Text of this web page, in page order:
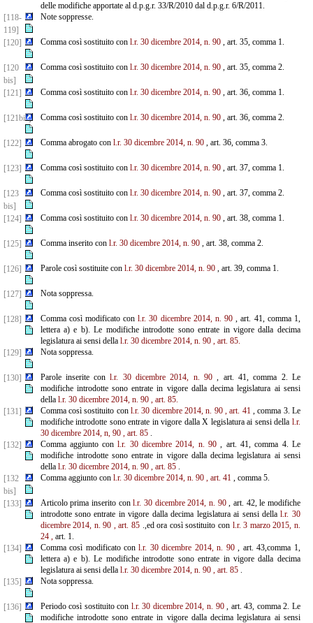
delle modifiche apportate al d.p.g.r. 33/R/2010 dal d.p.g.r. 6/R/2011.
[118-
119]
Note soppresse.
[120] Comma così sostituito con l.r. 30 dicembre 2014, n. 90, art. 35, comma 1.
[120
bis]
Comma così sostituito con l.r. 30 dicembre 2014, n. 90, art. 35, comma 2.
[121] Comma così sostituito con l.r. 30 dicembre 2014, n. 90, art. 36, comma 1.
[121bis] Comma così sostituito con l.r. 30 dicembre 2014, n. 90, art. 36, comma 2.
[122] Comma abrogato con l.r. 30 dicembre 2014, n. 90, art. 36, comma 3.
[123] Comma così sostituito con l.r. 30 dicembre 2014, n. 90, art. 37, comma 1.
[123
bis]
Comma così sostituito con l.r. 30 dicembre 2014, n. 90, art. 37, comma 2.
[124] Comma così sostituito con l.r. 30 dicembre 2014, n. 90, art. 38, comma 1.
[125] Comma inserito con l.r. 30 dicembre 2014, n. 90, art. 38, comma 2.
[126] Parole così sostituite con l.r. 30 dicembre 2014, n. 90, art. 39, comma 1.
[127] Nota soppressa.
[128] Comma così modificato conl.r. 30 dicembre 2014, n. 90 , art. 41, comma 1,
lettera a) e b). Le modifiche introdotte sono entrate in vigore dalla decima
legislatura ai sensi della l.r. 30 dicembre 2014, n. 90 , art. 85.
[129]
Nota soppressa.
[130] Parole inserite conl.r. 30 dicembre 2014, n. 90 , art. 41, comma 2. Le
modifiche introdotte sono entrate in vigore dalla decima legislatura ai sensi
della l.r. 30 dicembre 2014, n. 90 , art. 85.
[131]
Comma così sostituito con l.r. 30 dicembre 2014, n. 90 , art. 41, comma 3. Le
modifiche introdotte sono entrate in vigore dalla X legislatura ai sensi della l.r.
30 dicembre 2014, n, 90 , art. 85.
[132]
Comma aggiunto conl.r. 30 dicembre 2014, n. 90 , art. 41, comma 4. Le
modifiche introdotte sono entrate in vigore dalla decima legislatura ai sensi
della l.r. 30 dicembre 2014, n. 90 , art. 85.
[132
bis]
Comma aggiunto con l.r. 30 dicembre 2014, n. 90 , art. 41, comma 5.
[133] Articolo prima inserito conl.r. 30 dicembre 2014, n. 90, art. 42, le modifiche
introdotte sono entrate in vigore dalla decima legislatura ai sensi dellal.r. 30
dicembre 2014, n. 90 , art. 85 .,ed ora così sostituito con l.r. 3 marzo 2015, n.
24 ,art. 1.
[134]
Comma così modificato conl.r. 30 dicembre 2014, n. 90, art. 43,comma 1,
lettera a) e b). Le modifiche introdotte sono entrate in vigore dalla decima
legislatura ai sensi della l.r. 30 dicembre 2014, n. 90 , art. 85.
[135]
Nota soppressa.
[136] Periodo così sostituito con l.r. 30 dicembre 2014, n. 90, art. 43, comma 2. Le
modifiche introdotte sono entrate in vigore dalla decima legislatura ai sensi